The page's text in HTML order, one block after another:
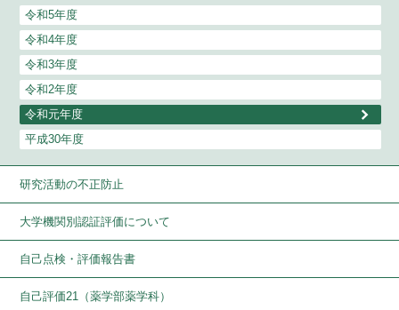
令和5年度
令和4年度
令和3年度
令和2年度
令和元年度
平成30年度
研究活動の不正防止
大学機関別認証評価について
自己点検・評価報告書
自己評価21（薬学部薬学科）